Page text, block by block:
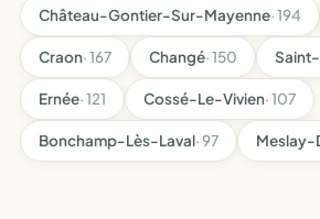
Château-Gontier-Sur-Mayenne· 194
Craon· 167 Changé· 150
Ernée· 121 Cossé-Le-Vivien· 107
Bonchamp-Lès-Laval· 97 Meslay-